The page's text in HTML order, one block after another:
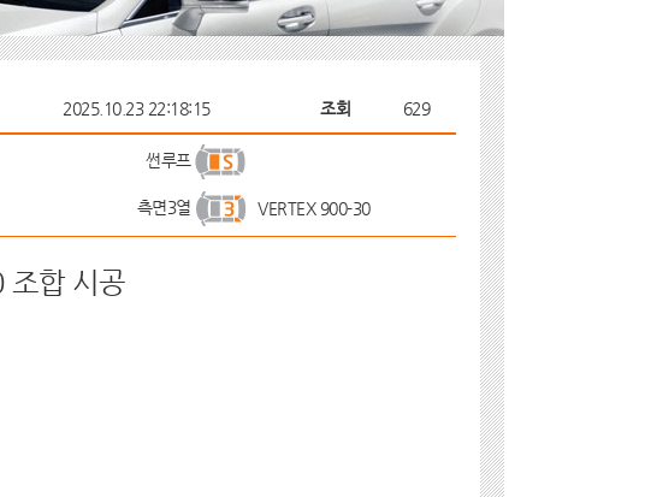
2025.10.23 22:18:15 조회 629
썬루프
측면3열 VERTEX 900-30
조합 시공